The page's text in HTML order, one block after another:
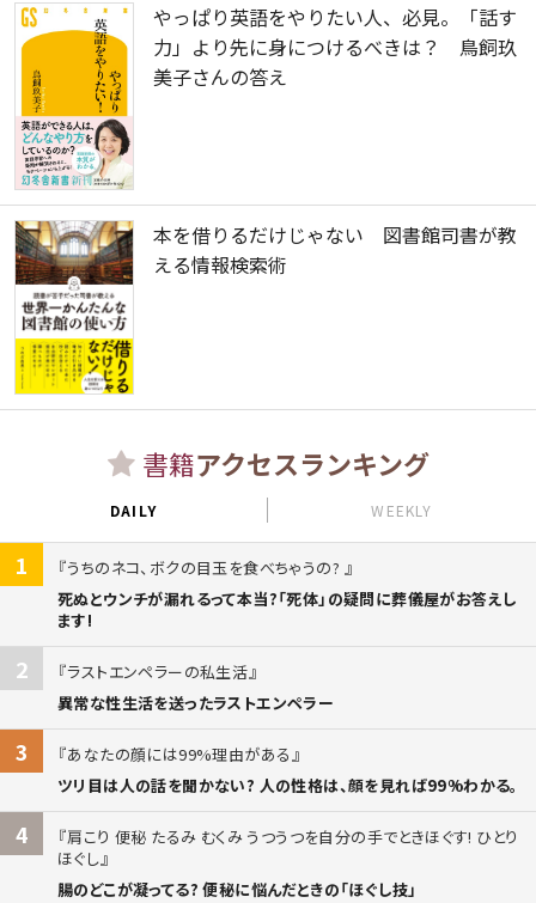
やっぱり英語をやりたい人、必見。「話す
力」より先に身につけるべきは？ 鳥飼玖
美子さんの答え
本を借りるだけじゃない 図書館司書が教
える情報検索術
書籍アクセスランキング
DAILY WEEKLY
1
うちのネコ、ボクの目玉を食べちゃうの?
死ぬとウンチが漏れるって本当?「死体」の疑問に葬儀屋がお答えし
ます!
2
ラストエンペラーの私生活
異常な性生活を送ったラストエンペラー
3
あなたの顔には99%理由がある
ツリ目は人の話を聞かない? 人の性格は、顔を見れば99%わかる。
4
肩こり 便秘 たるみ むくみ うつうつを自分の手でときほぐす! ひとり
ほぐし
腸のどこが凝ってる? 便秘に悩んだときの「ほぐし技」